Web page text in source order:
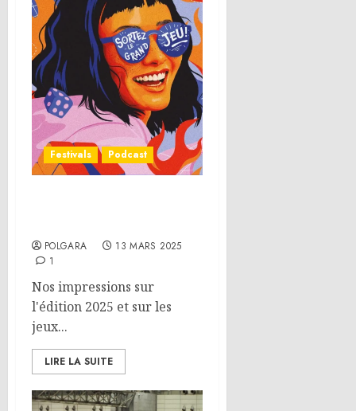
Festivals Podcast
POLGARA
13 MARS 2025
1
Nos impressions sur
l'édition 2025 et sur les
jeux...
LIRE LA SUITE